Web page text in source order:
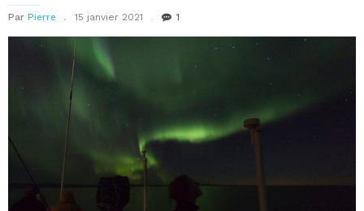
Par Pierre 15 janvier 2021 1